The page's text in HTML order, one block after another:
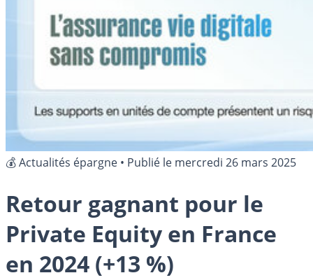
💰 Actualités épargne • Publié le mercredi 26 mars 2025
Retour gagnant pour le
Private Equity en France
en 2024 (+13 %)